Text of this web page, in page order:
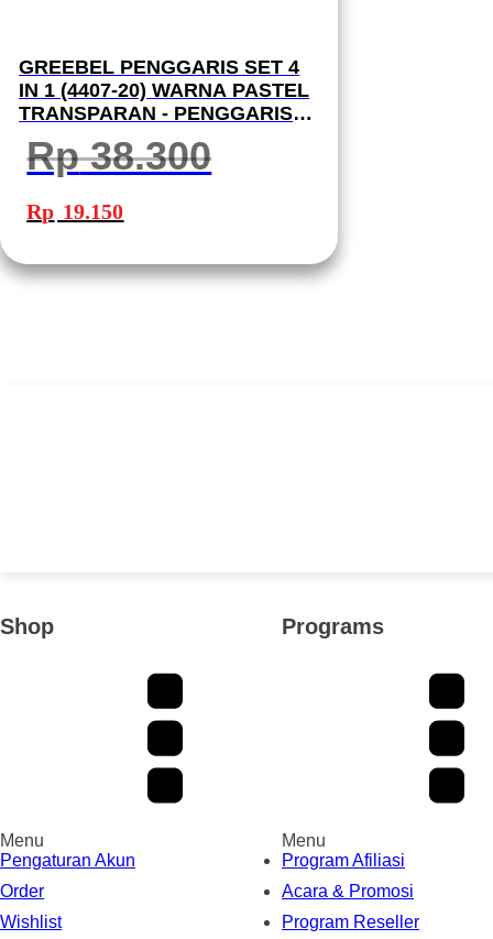
GREEBEL PENGGARIS SET 4
IN 1 (4407-20) WARNA PASTEL
TRANSPARAN - PENGGARIS
LURUS 20CM | PENGGARIS
SIKU-SIKU | BUSUR - RULER
SET 4407-20
Rp38.300
Harga
aslinya
adalah:
Rp 19.150ini
Shop
Menu
Pengaturan Akun
Order
Wishlist
Programs
Menu
Program Afiliasi
Acara & Promosi
Program Reseller